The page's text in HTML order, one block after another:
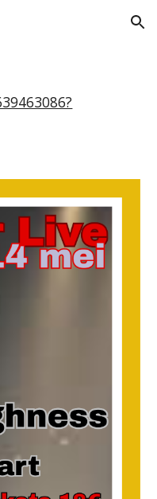
Skip to navigation